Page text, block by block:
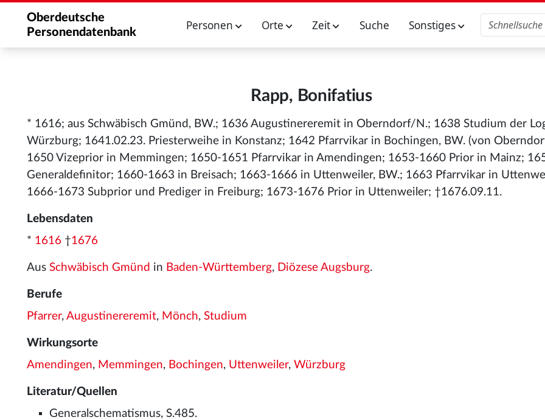
Oberdeutsche
Personendatenbank
Personen Orte Zeit Suche Sonstiges
Rapp, Bonifatius
* 1616; aus Schwäbisch Gmünd, BW.; 1636 Augustinereremit in Oberndorf/N.; 1638 Studium der
Würzburg; 1641.02.23. Priesterweihe in Konstanz; 1642 Pfarrvikar in Bochingen, BW. (von
1650 Vizeprior in Memmingen; 1650-1651 Pfarrvikar in Amendingen; 1653-1660 Prior in Mainz;
Generaldefinitor; 1660-1663 in Breisach; 1663-1666 in Uttenweiler, BW.; 1663 Pfarrvikar in
1666-1673 Subprior und Prediger in Freiburg; 1673-1676 Prior in Uttenweiler; †1676.09.11.
Lebensdaten
* 1616 †1676
Aus Schwäbisch Gmünd in Baden-Württemberg, Diözese Augsburg.
Berufe
Pfarrer, Augustinereremit, Mönch, Studium
Wirkungsorte
Amendingen, Memmingen, Bochingen, Uttenweiler, Würzburg
Literatur/Quellen
Generalschematismus, S.485.